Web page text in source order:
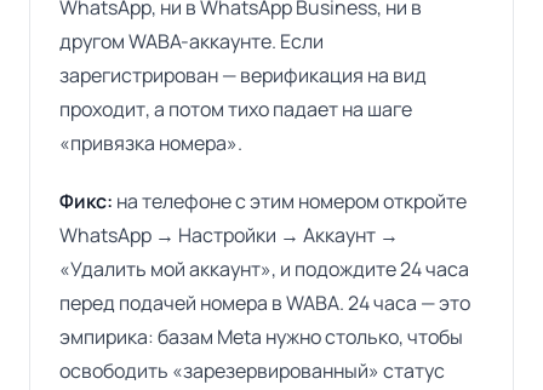
WhatsApp, ни в WhatsApp Business, ни в
другом WABA-аккаунте. Если
зарегистрирован — верификация на вид
проходит, а потом тихо падает на шаге
«привязка номера».
Фикс: на телефоне с этим номером откройте
WhatsApp → Настройки → Аккаунт →
«Удалить мой аккаунт», и подождите 24 часа
перед подачей номера в WABA. 24 часа — это
эмпирика: базам Meta нужно столько, чтобы
освободить «зарезервированный» статус